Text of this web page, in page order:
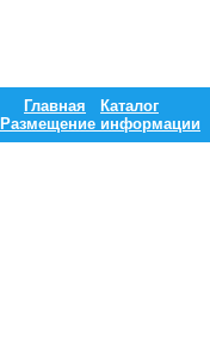
Главная
Каталог
Размещение информации